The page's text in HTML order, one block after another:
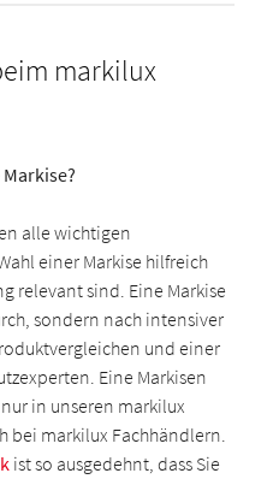
markilux
alle wichtigen
einer Markise hilfreich
relevant sind. Eine Markise
sondern nach intensiver
und einer
Eine Markisen
in unseren markilux
bei markilux Fachhändlern.
ist so ausgedehnt, dass Sie